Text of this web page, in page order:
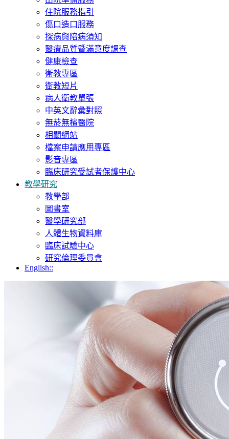
住院服務指引
傷口造口服務
探病與陪病須知
醫療品質暨滿意度調查
健康檢查
衛教專區
衛教短片
病人衛教單張
中英文辭彙對照
無菸無檳醫院
相關網站
檔案申請應用專區
影音專區
臨床研究受試者保護中心
教學研究
教學部
圖書室
醫學研究部
人體生物資料庫
臨床試驗中心
研究倫理委員會
English::